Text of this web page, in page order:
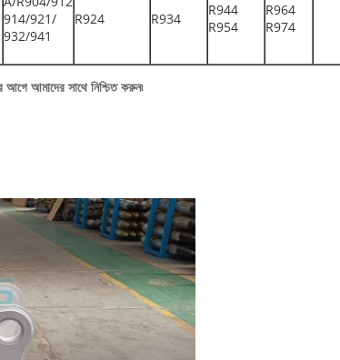
914/921/
932/941
R924 R934
R944
R954
R964
R974
আগে আমাদের সাথে নিশ্চিত করুন৷